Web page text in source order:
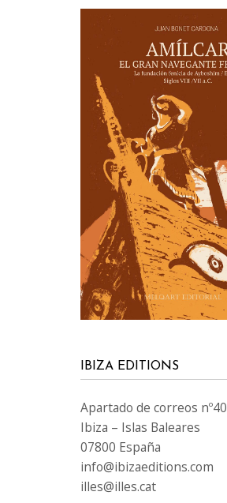
IBIZA EDITIONS
Apartado de correos nº40
Ibiza – Islas Baleares
07800 España
info@ibizaeditions.com
illes@illes.cat